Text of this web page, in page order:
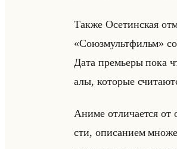
Также Осе­тин­ская
«Союзмультфильм»
Дата пре­мье­ры пока
алы, ко­то­рые
Аниме от­ли­ча­ет­ся
сти, опи­са­ни­ем